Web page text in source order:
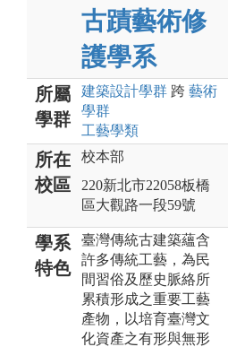
古蹟藝術修
護學系
所屬
學群
建築設計學群 跨 藝術
學群
工藝學類
所在
校區
校本部
220新北市22058板橋
區大觀路一段59號
學系
特色
臺灣傳統古建築蘊含
許多傳統工藝，為民
間習俗及歷史脈絡所
累積形成之重要工藝
產物，以培育臺灣文
化資產之有形與無形